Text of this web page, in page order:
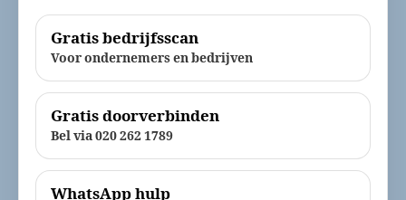
Gratis bedrijfsscan
Voor ondernemers en bedrijven
Gratis doorverbinden
Bel via 020 262 1789
WhatsApp hulp